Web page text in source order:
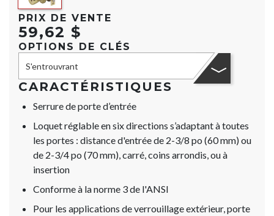
PRIX DE VENTE
59,62 $
OPTIONS DE CLÉS
S'entrouvrant
CARACTÉRISTIQUES
Serrure de porte d’entrée
Loquet réglable en six directions s’adaptant à toutes
les portes : distance d'entrée de 2-3/8 po (60 mm) ou
de 2-3/4 po (70 mm), carré, coins arrondis, ou à
insertion
Conforme à la norme 3 de l'ANSI
Pour les applications de verrouillage extérieur, porte